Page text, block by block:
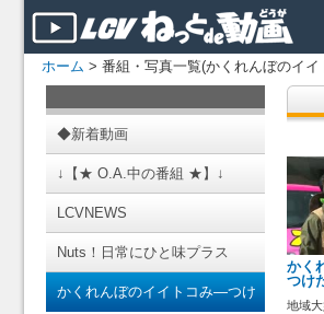
ホーム > 番組・写真一覧(かくれんぼのイ
◆新着動画
↓【★ O.A.中の番組 ★】↓
LCVNEWS
Nuts！日常にひと味プラス
かくれんぼのイイトコみ―つけ
かく
つけ
地域